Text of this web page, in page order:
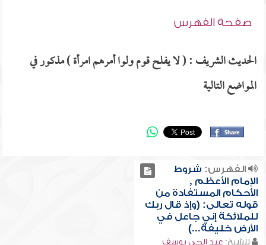
صفحة الفهرس
الحديث الشريف : ( لا يفلح قوم ولوا أمرهم امرأة ) مذكور في
المواضع التالية
الفهرس: شروط
الإمام الأعظم ,
الأحكام المستفادة من
قوله تعالى: (وإذ قال ربك
للملائكة إني جاعل في
الأرض خليفة...)
للشيخ: عبد الحي يوسف